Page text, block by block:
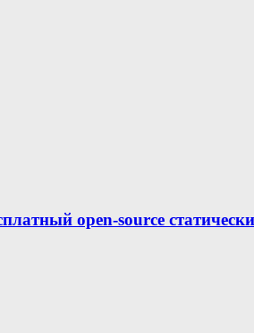
open-source